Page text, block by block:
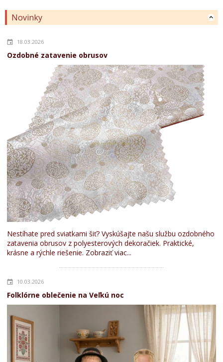
Novinky
18.03.2026
Ozdobné zatavenie obrusov
Nestíhate pred sviatkami šiť? Vyskúšajte našu službu ozdobného
zatavenia obrusov z polyesterových dekoračiek. Praktické,
krásne a rýchle riešenie. Zobraziť viac...
10.03.2026
Folklórne oblečenie na Veľkú noc